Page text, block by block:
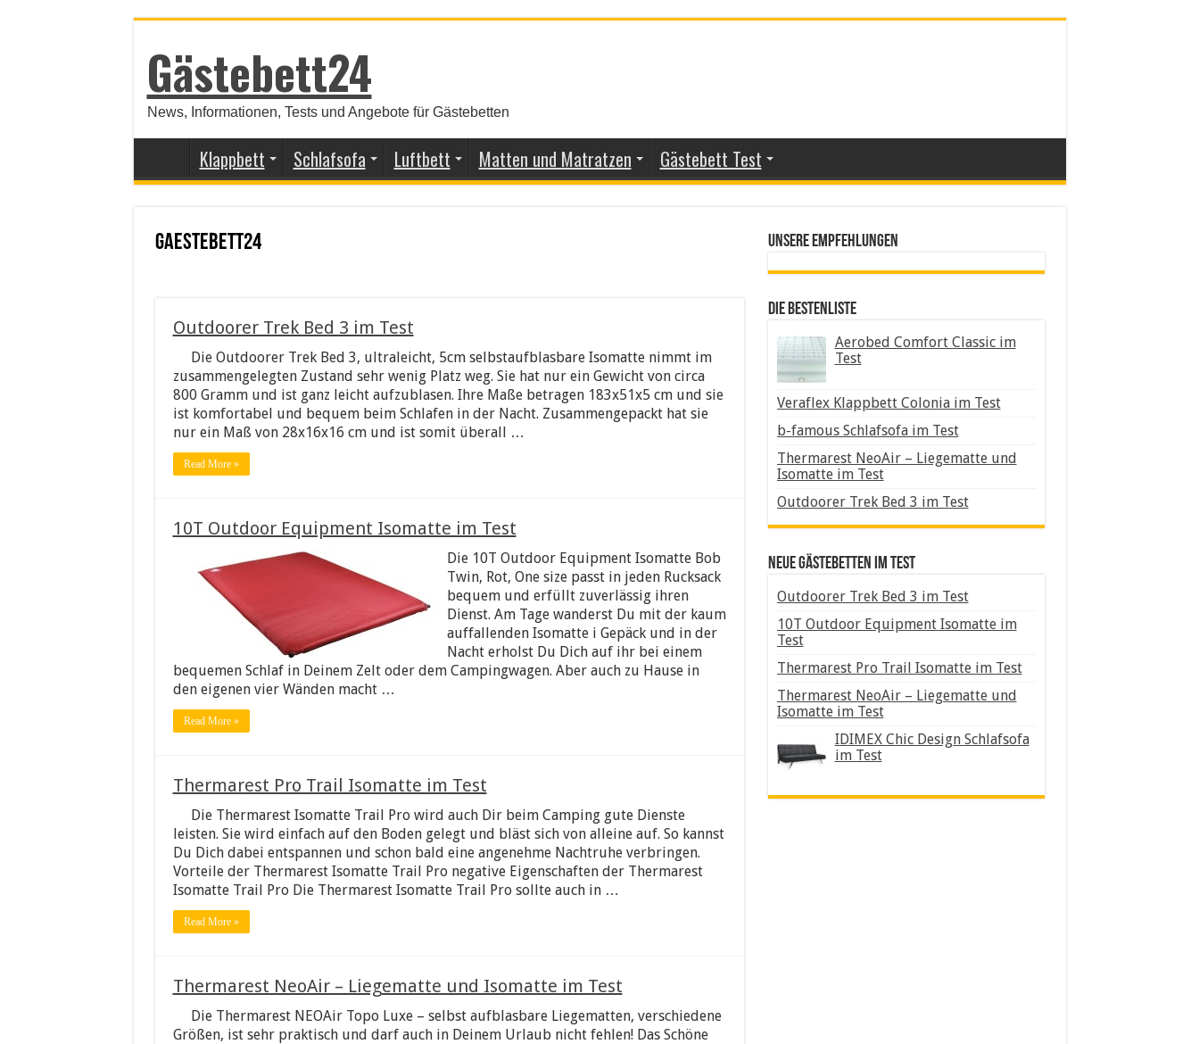
Gästebett24
News, Informationen, Tests und Angebote für Gästebetten
Klappbett Schlafsofa Luftbett Matten und Matratzen Gästebett Test
gaestebett24
Outdoorer Trek Bed 3 im Test
Die Outdoorer Trek Bed 3, ultraleicht, 5cm selbstaufblasbare Isomatte nimmt im
zusammengelegten Zustand sehr wenig Platz weg. Sie hat nur ein Gewicht von circa
800 Gramm und ist ganz leicht aufzublasen. Ihre Maße betragen 183x51x5 cm und sie
ist komfortabel und bequem beim Schlafen in der Nacht. Zusammengepackt hat sie
nur ein Maß von 28x16x16 cm und ist somit überall …
Read More »
10T Outdoor Equipment Isomatte im Test
Die 10T Outdoor Equipment Isomatte Bob
Twin, Rot, One size passt in jeden Rucksack
bequem und erfüllt zuverlässig ihren
Dienst. Am Tage wanderst Du mit der kaum
auffallenden Isomatte i Gepäck und in der
Nacht erholst Du Dich auf ihr bei einem
bequemen Schlaf in Deinem Zelt oder dem Campingwagen. Aber auch zu Hause in
den eigenen vier Wänden macht …
Read More »
Thermarest Pro Trail Isomatte im Test
Die Thermarest Isomatte Trail Pro wird auch Dir beim Camping gute Dienste
leisten. Sie wird einfach auf den Boden gelegt und bläst sich von alleine auf. So kannst
Du Dich dabei entspannen und schon bald eine angenehme Nachtruhe verbringen.
Vorteile der Thermarest Isomatte Trail Pro negative Eigenschaften der Thermarest
Isomatte Trail Pro Die Thermarest Isomatte Trail Pro sollte auch in …
Read More »
Thermarest NeoAir – Liegematte und Isomatte im Test
Die Thermarest NEOAir Topo Luxe – selbst aufblasbare Liegematten, verschiedene
Größen, ist sehr praktisch und darf auch in Deinem Urlaub nicht fehlen! Das Schöne
Unsere Empfehlungen
Die Bestenliste
Aerobed Comfort Classic im
Test
Veraflex Klappbett Colonia im Test
b-famous Schlafsofa im Test
Thermarest NeoAir – Liegematte und
Isomatte im Test
Outdoorer Trek Bed 3 im Test
Neue Gästebetten im Test
Outdoorer Trek Bed 3 im Test
10T Outdoor Equipment Isomatte im
Test
Thermarest Pro Trail Isomatte im Test
Thermarest NeoAir – Liegematte und
Isomatte im Test
IDIMEX Chic Design Schlafsofa
im Test